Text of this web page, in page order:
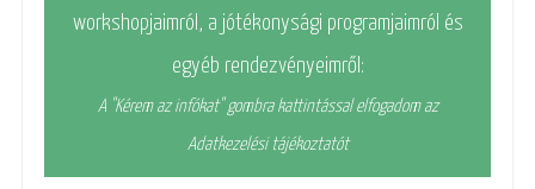
workshopjaimról, a jótékonysági programjaimról és
egyéb rendezvényeimről:
A "Kérem az infókat" gombra kattintással elfogadom az
Adatkezelési tájékoztatót